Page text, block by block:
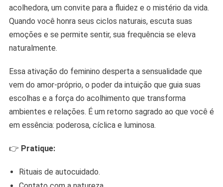
acolhedora, um convite para a fluidez e o mistério da vida.
Quando você honra seus ciclos naturais, escuta suas
emoções e se permite sentir, sua frequência se eleva
naturalmente.
Essa ativação do feminino desperta a sensualidade que
vem do amor-próprio, o poder da intuição que guia suas
escolhas e a força do acolhimento que transforma
ambientes e relações. É um retorno sagrado ao que você é
em essência: poderosa, cíclica e luminosa.
👉 Pratique:
Rituais de autocuidado.